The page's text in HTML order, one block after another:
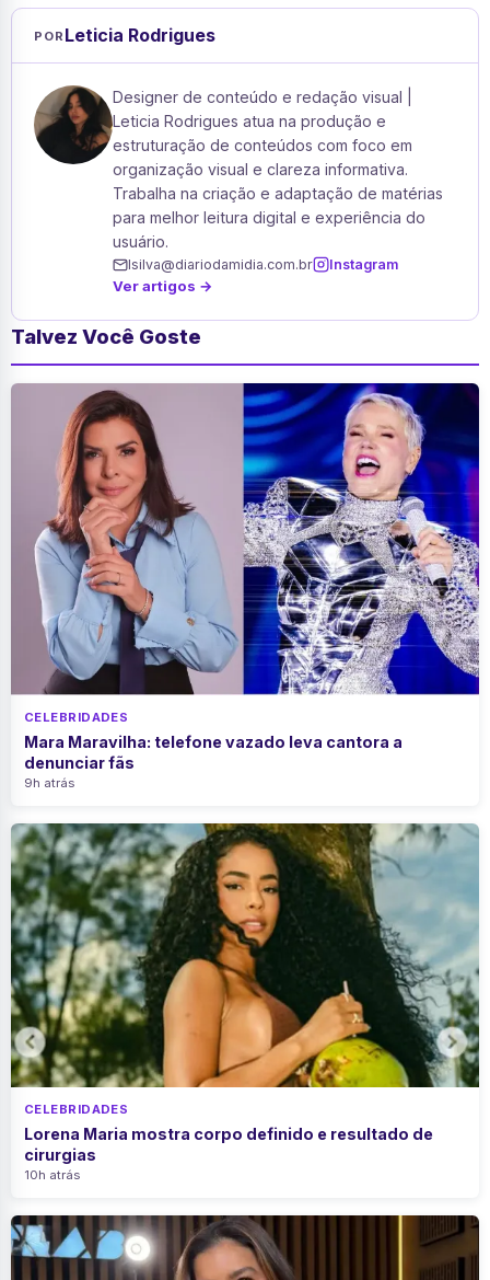
POR Leticia Rodrigues
Designer de conteúdo e redação visual |
Leticia Rodrigues atua na produção e
estruturação de conteúdos com foco em
organização visual e clareza informativa.
Trabalha na criação e adaptação de matérias
para melhor leitura digital e experiência do
usuário.
lsilva@diariodamidia.com.br Instagram
Ver artigos →
Talvez Você Goste
CELEBRIDADES
Mara Maravilha: telefone vazado leva cantora a
denunciar fãs
9h atrás
CELEBRIDADES
Lorena Maria mostra corpo definido e resultado de
cirurgias
10h atrás